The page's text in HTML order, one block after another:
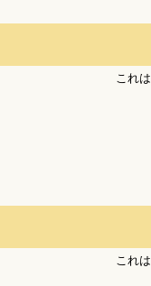
これは
これは